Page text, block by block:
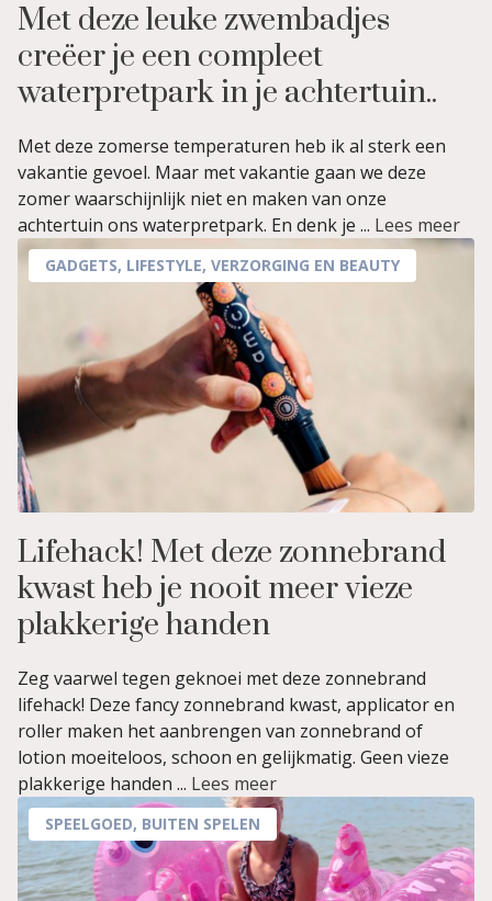
Met deze leuke zwembadjes
creëer je een compleet
waterpretpark in je achtertuin..
Met deze zomerse temperaturen heb ik al sterk een
vakantie gevoel. Maar met vakantie gaan we deze
zomer waarschijnlijk niet en maken van onze
achtertuin ons waterpretpark. En denk je ... Lees meer
GADGETS, LIFESTYLE, VERZORGING EN BEAUTY
Lifehack! Met deze zonnebrand
kwast heb je nooit meer vieze
plakkerige handen
Zeg vaarwel tegen geknoei met deze zonnebrand
lifehack! Deze fancy zonnebrand kwast, applicator en
roller maken het aanbrengen van zonnebrand of
lotion moeiteloos, schoon en gelijkmatig. Geen vieze
plakkerige handen ... Lees meer
SPEELGOED, BUITEN SPELEN